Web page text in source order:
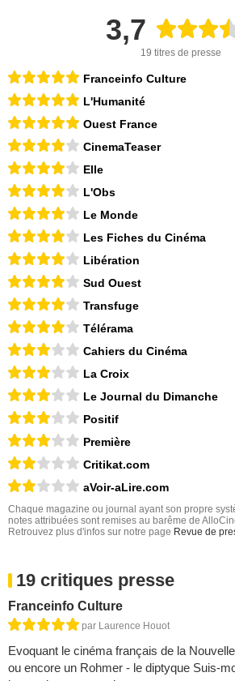
3,7
19 titres de presse
Franceinfo Culture
L'Humanité
Ouest France
CinemaTeaser
Elle
L'Obs
Le Monde
Les Fiches du Cinéma
Libération
Sud Ouest
Transfuge
Télérama
Cahiers du Cinéma
La Croix
Le Journal du Dimanche
Positif
Première
Critikat.com
aVoir-aLire.com
Chaque magazine ou journal ayant son propre
notes attribuées sont remises au barême de
Retrouvez plus d'infos sur notre page Revue de
19 critiques presse
Franceinfo Culture
par Laurence Houot
Evoquant le cinéma français de la
ou encore un Rohmer - le diptyque Suis-